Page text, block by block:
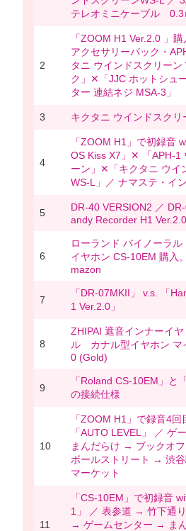
テレオミニケーブル 0.3
2
「ZOOM H1 Ver.2.0 」
アクセサリーパック・
タニ ウインドスクリーン
ク」✕「JJC ホットシュ
ター 連結ネジ MSA-3」
3 キクタニ ウインドスクリ
4
「ZOOM H1」で初録音
OS Kiss X7」✕ 「APH-1
ーン」✕「キクタニ ウイ
WS-L」／ ナマステ・イ
5
DR-40 VERSION2 ／
andy Recorder H1 Ver.2.0
6
ローランド バイノーラル
イヤホン CS-10EM 購入
mazon
7
「DR-07MKII」 v.s. 「
1 Ver.2.0」
8
ZHIPAI 遮音インナーイ
ル カナル型イヤホン
0 (Gold)
9
「Roland CS-10EM」と
の接続仕様
10
「ZOOM H1」で録音4
「AUTO LEVEL」 ／ ゲ
まんだらけ → ブックオ
ボールストリート → 渋
マーケット
11
「CS-10EM」で初録音
1」 ／ 表参道 → 竹下通
→ ゲームセンター → ま